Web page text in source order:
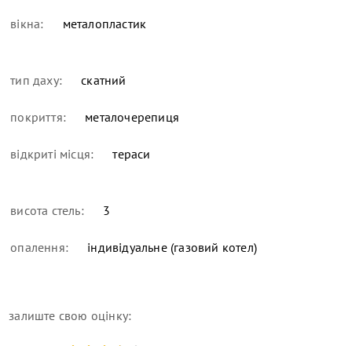
вікна: металопластик
тип даху: скатний
покриття: металочерепиця
відкриті місця: тераси
висота стель: 3
опалення: індивідуальне (газовий котел)
залиште свою оцінку: